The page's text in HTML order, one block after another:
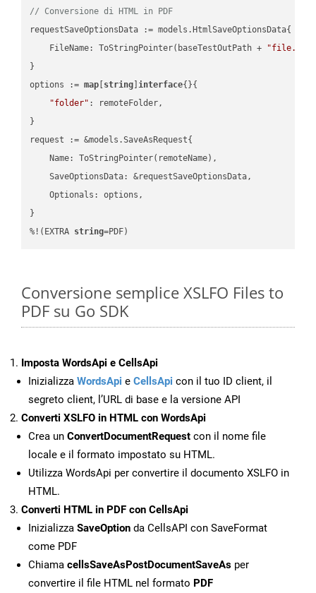
// Conversione di HTML in PDF
requestSaveOptionsData := models.HtmlSaveOptionsData{
    FileName: ToStringPointer(baseTestOutPath +
}
options := map string ]interface{}{
"folder" : remoteFolder,
}
request := &models.SaveAsRequest{
    Name: ToStringPointer(remoteName),
    SaveOptionsData: &requestSaveOptionsData,
    Optionals: options,
}
%!(EXTRA string=PDF)
Conversione semplice XSLFO Files to
PDF su Go SDK
Imposta WordsApi e CellsApi
Inizializza WordsApi e CellsApi con il tuo ID client, il
segreto client, l’URL di base e la versione API
Converti XSLFO in HTML con WordsApi
Crea un ConvertDocumentRequest con il nome file
locale e il formato impostato su HTML.
Utilizza WordsApi per convertire il documento XSLFO in
HTML.
Converti HTML in PDF con CellsApi
Inizializza SaveOption da CellsAPI con SaveFormat
come PDF
Chiama cellsSaveAsPostDocumentSaveAs per
convertire il file HTML nel formato PDF